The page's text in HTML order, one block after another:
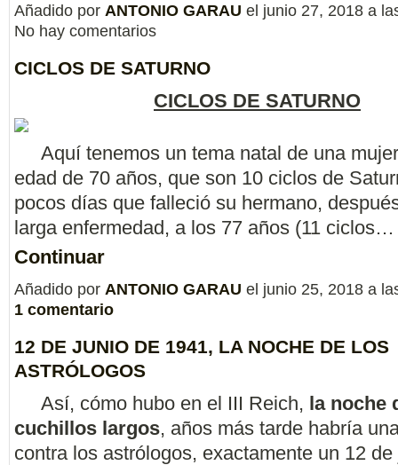
Añadido por ANTONIO GARAU el junio 27, 2018 a
No hay comentarios
CICLOS DE SATURNO
CICLOS DE SATURNO
Aquí tenemos un tema natal de una
edad de 70 años, que son 10 ciclos de
pocos días que falleció su hermano,
larga enfermedad, a los 77 años (11 ciclos…
Continuar
Añadido por ANTONIO GARAU el junio 25, 2018 a
1 comentario
12 DE JUNIO DE 1941, LA NOCHE DE LOS
ASTRÓLOGOS
Así, cómo hubo en el III Reich, la noche
cuchillos largos, años más tarde habría
contra los astrólogos, exactamente un 12